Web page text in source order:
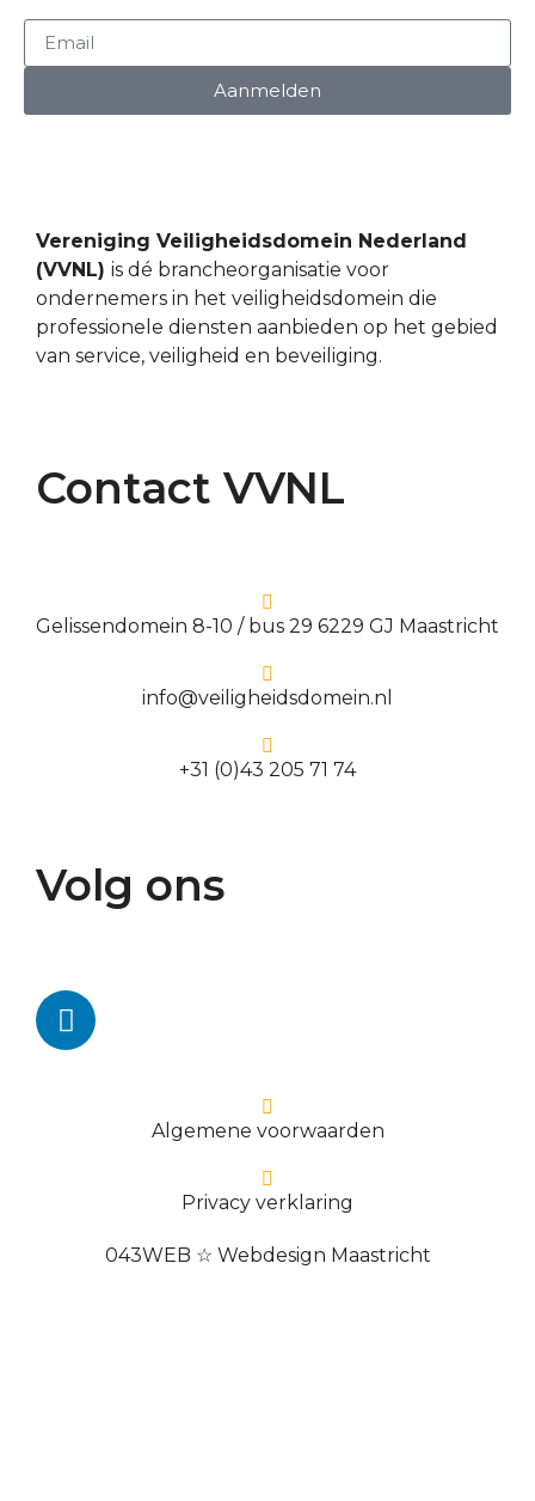
Aanmelden
Vereniging Veiligheidsdomein Nederland
(VVNL) is dé brancheorganisatie voor
ondernemers in het veiligheidsdomein die
professionele diensten aanbieden op het gebied
van service, veiligheid en beveiliging.
Contact VVNL
Gelissendomein 8-10 / bus 29 6229 GJ Maastricht
info@veiligheidsdomein.nl
+31 (0)43 205 71 74
Volg ons
Algemene voorwaarden
Privacy verklaring
043WEB ☆ Webdesign Maastricht